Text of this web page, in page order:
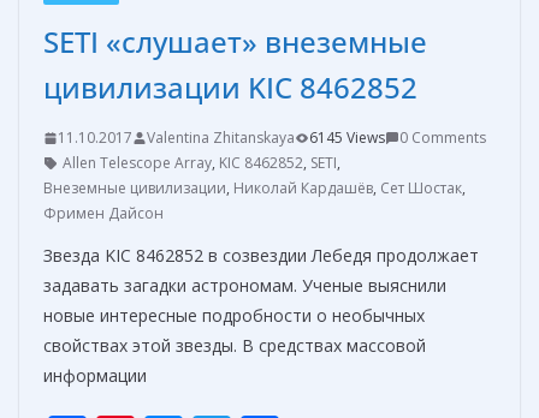
SETI «слушает» внеземные
цивилизации KIC 8462852
11.10.2017 Valentina Zhitanskaya 6145 Views
0 Comments
Allen Telescope Array, KIC 8462852, SETI,
Внеземные цивилизации, Николай Кардашёв, Сет Шостак,
Фримен Дайсон
Звезда KIC 8462852 в созвездии Лебедя продолжает
задавать загадки астрономам. Ученые выяснили
новые интересные подробности о необычных
свойствах этой звезды. В средствах массовой
информации